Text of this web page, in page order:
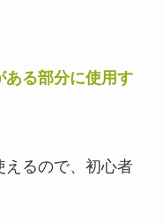
ある部分に使用す
えるので、初心者